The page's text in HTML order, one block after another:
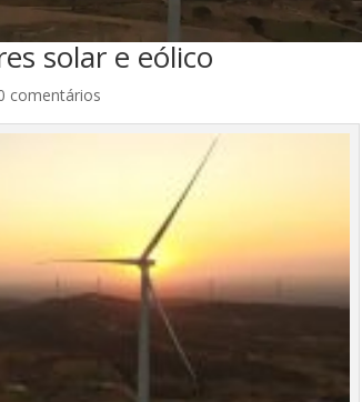
solar e eólico
comentários